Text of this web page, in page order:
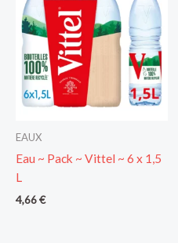
EAUX
Eau ~ Pack ~ Vittel ~ 6 x 1,5
L
4,66€